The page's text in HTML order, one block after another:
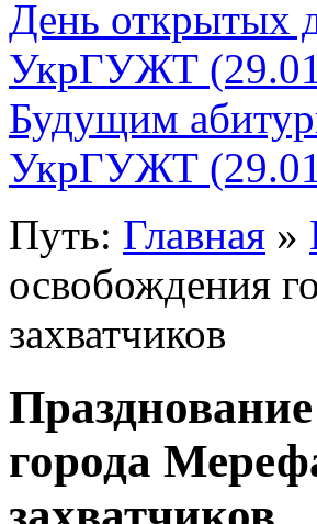
Будущим
УкрГУЖТ
Путь: Главная »
освобождения
захватчиков
города